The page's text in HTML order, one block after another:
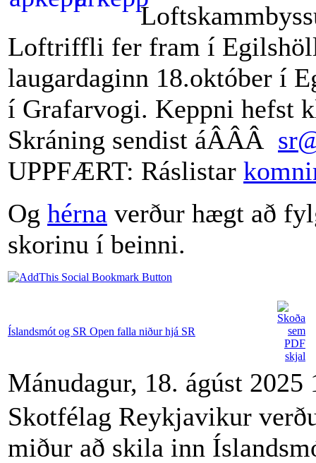
Loftriffli fer fram í
laugardaginn 18.október í
í Grafarvogi. Keppni hefst
Skráning sendist áÂÂÂ
UPPFÆRT: Ráslistar
Og hérna verður hægt að
skorinu í beinni.
Íslandsmót og SR Open falla niður hjá SR
Mánudagur, 18. ágúst 2025
Skotfélag Reykjavikur
miður að skila inn